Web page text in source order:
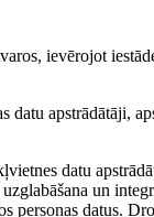
ievērojot
apstrādātāji,
datu
un
personas datus.